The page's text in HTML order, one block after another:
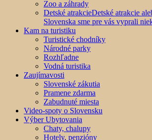
Zoo a záhrady
Detské atrakcieDetské atrakcie
Slovenska sme pre vás vyprali
Kam na turistiku
Turistické chodníky
Národné parky
Rozhľadne
Vodná turistika
Zaujímavosti
Slovenské zákutia
Pramene zdarma
Zabudnuté miesta
Video-spoty o Slovensku
Výber Ubytovania
Chaty, chalupy
Hotely, penzióny